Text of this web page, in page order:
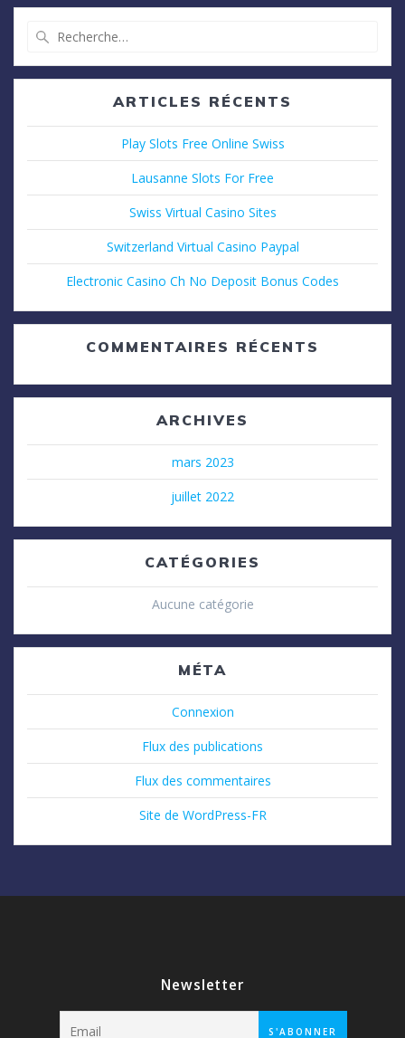
:
ARTICLES RÉCENTS
Play Slots Free Online Swiss
Lausanne Slots For Free
Swiss Virtual Casino Sites
Switzerland Virtual Casino Paypal
Electronic Casino Ch No Deposit Bonus Codes
COMMENTAIRES RÉCENTS
ARCHIVES
mars 2023
juillet 2022
CATÉGORIES
Aucune catégorie
MÉTA
Connexion
Flux des publications
Flux des commentaires
Site de WordPress-FR
Newsletter